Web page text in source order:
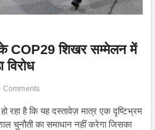
COP29 शिखर सम्मेलन में
रहा है कि यह दस्तावेज़ मात्र एक दृष्टिभ्रम
चुनौती का समाधान नहीं करेगा जिसका